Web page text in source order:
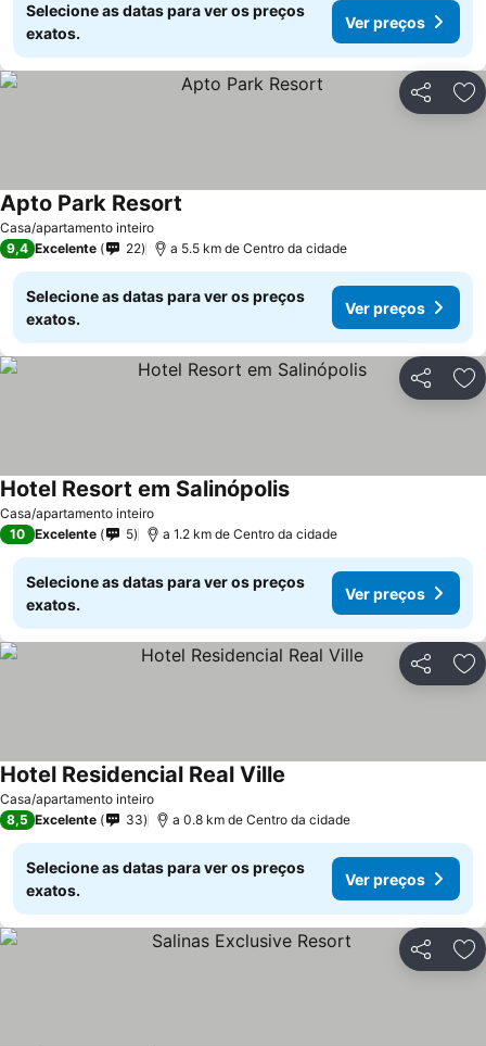
Selecione as datas para ver os preços
exatos.
Ver preços
Partilhar
Casa/apartamento inteiro
Apto Park Resort
9,4 Excelente 22 a 5.5 km de Centro da cidade
Selecione as datas para ver os preços
exatos.
Ver preços
Partilhar
Casa/apartamento inteiro
Hotel Resort em SalinópolisVer preços
10 Excelente 5 a 1.2 km de Centro da cidade
Selecione as datas para ver os preços
exatos.
Ver preços
Partilhar
Casa/apartamento inteiro
Hotel Residencial Real Ville
8,5 Excelente 33 a 0.8 km de Centro da cidade
Selecione as datas para ver os preços
exatos.
Ver preços
Partilhar